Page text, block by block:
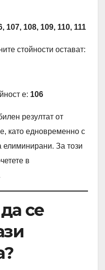
107, 108, 109, 110, 111
стойности остават:
е: 106
резултат от
като едновременно с
елиминирани. За този
в
се